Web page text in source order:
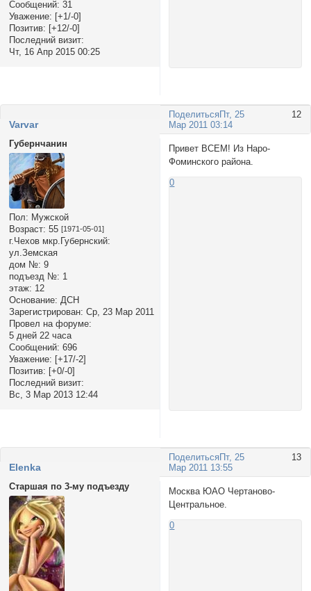
Сообщений: 31
Уважение: [+1/-0]
Позитив: [+12/-0]
Последний визит:
Чт, 16 Апр 2015 00:25
Поделиться 12
Пт, 25
Мар 2011 03:14
Varvar
Губернчанин
Пол: Мужской
Возраст: 55 [1971-05-01]
г.Чехов мкр.Губернский:
ул.Земская
дом №: 9
подъезд №: 1
этаж: 12
Основание: ДСН
Зарегистрирован: Ср, 23 Мар 2011
Провел на форуме:
5 дней 22 часа
Сообщений: 696
Уважение: [+17/-2]
Позитив: [+0/-0]
Последний визит:
Вс, 3 Мар 2013 12:44
Привет ВСЕМ! Из Наро-
Фоминского района.
0
Поделиться 13
Пт, 25
Мар 2011 13:55
Elenka
Старшая по 3-му подъезду
Москва ЮАО Чертаново-
Центральное.
0